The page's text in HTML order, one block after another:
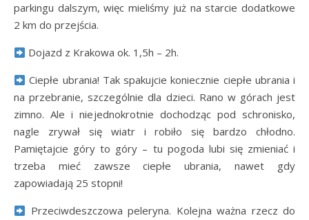
parkingu dalszym, więc mieliśmy już na starcie dodatkowe
2 km do przejścia.
Dojazd z Krakowa ok. 1,5h – 2h.
Ciepłe ubrania! Tak spakujcie koniecznie ciepłe ubrania i
na przebranie, szczególnie dla dzieci. Rano w górach jest
zimno. Ale i niejednokrotnie dochodząc pod schronisko,
nagle zrywał się wiatr i robiło się bardzo chłodno.
Pamiętajcie góry to góry – tu pogoda lubi się zmieniać i
trzeba mieć zawsze ciepłe ubrania, nawet gdy
zapowiadają 25 stopni!
Przeciwdeszczowa peleryna. Kolejna ważna rzecz do